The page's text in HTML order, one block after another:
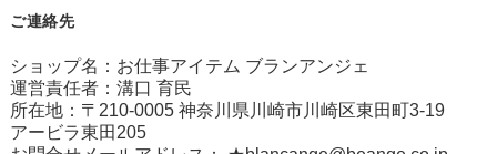
ご連絡先
ショップ名：お仕事アイテム ブランアンジェ
運営責任者：溝口 育民
所在地：〒210-0005 神奈川県川崎市川崎区東田町3-19
アービラ東田205